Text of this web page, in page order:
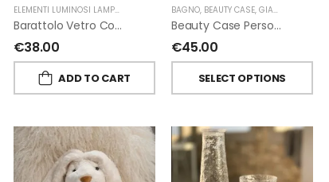
ELEMENTI LUMINOSI LAMPADE E LED NATALE,FIORIRA' UN GIARDINO
Barattolo Vetro Con Corda Energia Solare Esterno D11 H15.6 Cm
€38.00
ADD TO CART
BAGNO, BEAUTY CASE, GIARDINO SEGRETO
Beauty Case Personalizzati In Lino Resinato Antimacchia Giardino Segreto
€45.00
SELECT OPTIONS